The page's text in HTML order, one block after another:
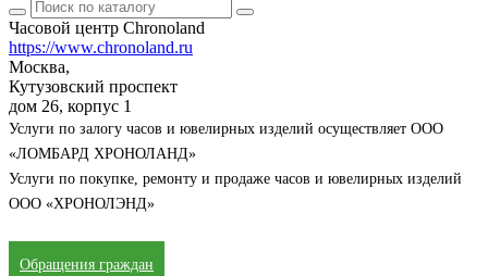
Часовой центр Chronoland
https://www.chronoland.ru
Москва,
Кутузовский проспект
дом 26, корпус 1
Услуги по залогу часов и ювелирных изделий осуществляет ООО
«ЛОМБАРД ХРОНОЛАНД»
Услуги по покупке, ремонту и продаже часов и ювелирных изделий
ООО «ХРОНОЛЭНД»
Обращения граждан